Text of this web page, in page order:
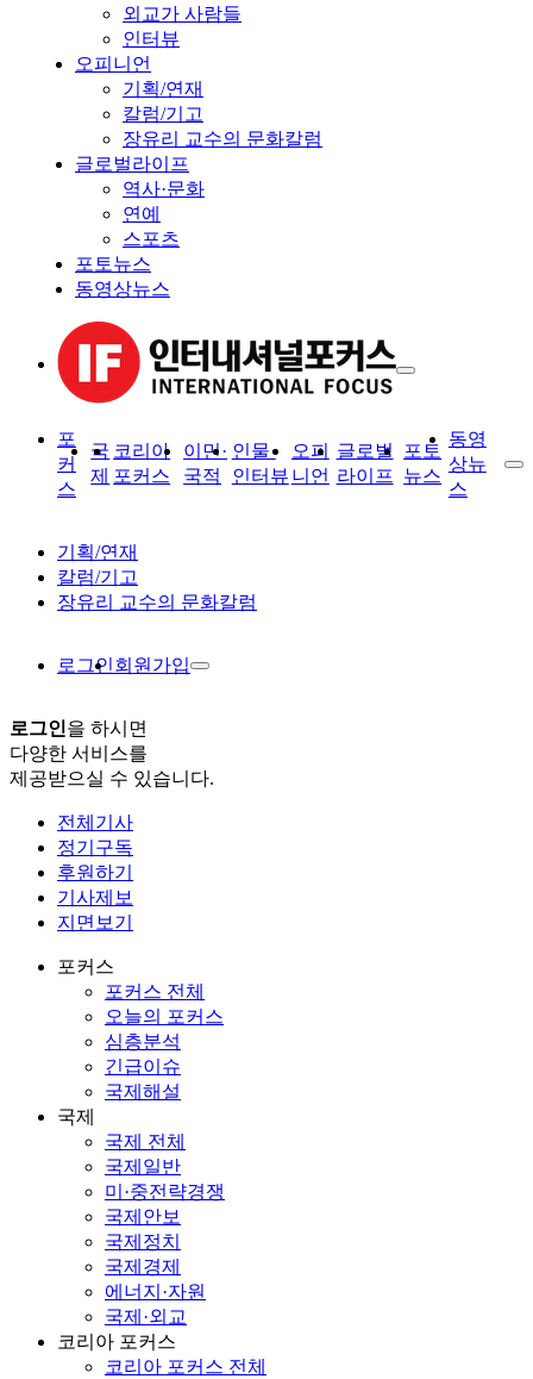
외교가 사람들
인터뷰
오피니언
기획/연재
칼럼/기고
장유리 교수의 문화칼럼
글로벌라이프
역사·문화
연예
스포츠
포토뉴스
동영상뉴스
포
커
스
국
제
코리아
포커스
이민·
국적
인물·
인터뷰
오피
니언
글로벌
라이프
포토
뉴스
동영
상뉴
스
기획/연재
칼럼/기고
장유리 교수의 문화칼럼
로그인회원가입
로그인을 하시면
다양한 서비스를
제공받으실 수 있습니다.
전체기사
정기구독
후원하기
기사제보
지면보기
포커스
포커스 전체
오늘의 포커스
심층분석
긴급이슈
국제해설
국제
국제 전체
국제일반
미·중전략경쟁
국제안보
국제정치
국제경제
에너지·자원
국제·외교
코리아 포커스
코리아 포커스 전체